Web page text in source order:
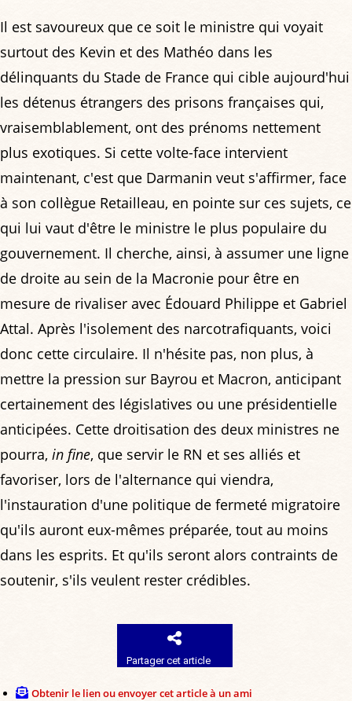
Il est savoureux que ce soit le ministre qui voyait
surtout des Kevin et des Mathéo dans les
délinquants du Stade de France qui cible aujourd'hui
les détenus étrangers des prisons françaises qui,
vraisemblablement, ont des prénoms nettement
plus exotiques. Si cette volte-face intervient
maintenant, c'est que Darmanin veut s'affirmer, face
à son collègue Retailleau, en pointe sur ces sujets, ce
qui lui vaut d'être le ministre le plus populaire du
gouvernement. Il cherche, ainsi, à assumer une ligne
de droite au sein de la Macronie pour être en
mesure de rivaliser avec Édouard Philippe et Gabriel
Attal. Après l'isolement des narcotrafiquants, voici
donc cette circulaire. Il n'hésite pas, non plus, à
mettre la pression sur Bayrou et Macron, anticipant
certainement des législatives ou une présidentielle
anticipées. Cette droitisation des deux ministres ne
pourra, in fine, que servir le RN et ses alliés et
favoriser, lors de l'alternance qui viendra,
l'instauration d'une politique de fermeté migratoire
qu'ils auront eux-mêmes préparée, tout au moins
dans les esprits. Et qu'ils seront alors contraints de
soutenir, s'ils veulent rester crédibles.
Partager cet article
Obtenir le lien ou envoyer cet article à un ami